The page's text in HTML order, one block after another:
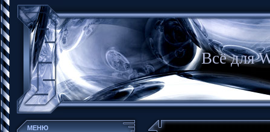
Всё для
МЕНЮ